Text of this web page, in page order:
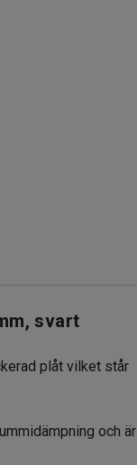
svart
plåt vilket står
och är